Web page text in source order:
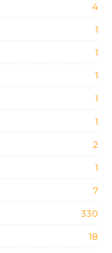
4
1
1
1
1
1
2
1
7
330
18